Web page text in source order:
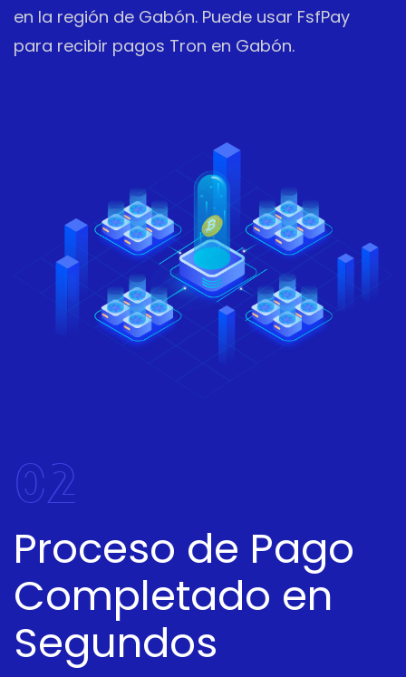
en la región de Gabón. Puede usar FsfPay
para recibir pagos Tron en Gabón.
02
Proceso de Pago
Completado en
Segundos